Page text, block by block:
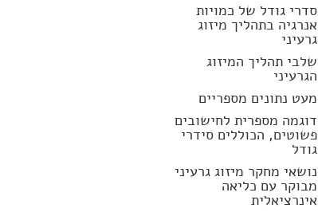
סדרי גודל של כמויות
אנרגיה בתהליך מיזוג
גרעיני
שלבי תהליך המיזוג
הגרעיני
מעט נתונים מספריים
דוגמה מספרית לחישובים
פשוטים, הכוללים סידרי
גודל
נושאי מחקר מיזוג גרעיני
מבוקר עם כליאה
אינרציאלית